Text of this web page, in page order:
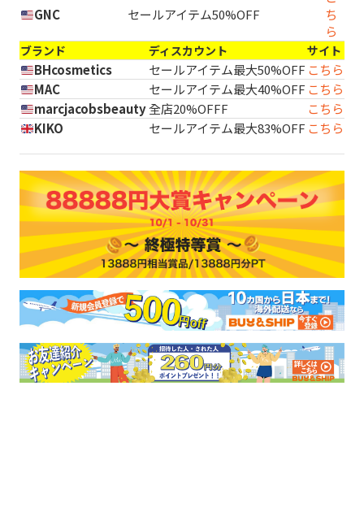
GNC セールアイテム50%OFF
ち
ら
ブランド ディスカウント サイト
BHcosmetics セールアイテム最大50%OFF こちら
MAC
セールアイテム最大40%OFF こちら
marcjacobsbeauty全店20%OFFF
こちら
KIKO
セールアイテム最大83%OFF こちら